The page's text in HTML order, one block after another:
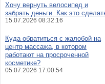
Хочу вернуть велосипед и
забрать деньги. Как это
15.07.2026 08:32:16
Куда обратиться с жалобой на
центр массажа, в котором
работают на просроченной
косметике?
05.07.2026 17:00:54